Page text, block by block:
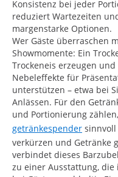
Konsistenz bei jeder
reduziert Wartezeiten
margenstarke Optionen.
Wer Gäste überraschen
Showmomente: Ein
Trockeneis erzeugen
Nebeleffekte für
unterstützen – etwa bei
Anlässen. Für den
und Portionierung
getränkespender sinnvoll
verkürzen und Getränke
verbindet dieses
zu einer Ausstattung,